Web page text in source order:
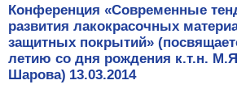
Конференция «Современные
развития лакокрасочных
защитных покрытий»
летию со дня рождения к.т.н.
Шарова) 13.03.2014